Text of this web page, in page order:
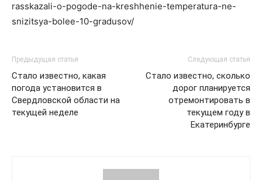
rasskazali-o-pogode-na-kreshhenie-temperatura-ne-
snizitsya-bolee-10-gradusov/
Предыдущая статья
Стало известно, какая
погода установится в
Свердловской области на
текущей неделе
Следующая статья
Стало известно, сколько
дорог планируется
отремонтировать в
текущем году в
Екатеринбурге